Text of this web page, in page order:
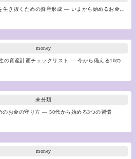
生き抜くための資産形成 ― いまから始めるお金…
money
の資産計画チェックリスト ― 今から備える10の…
未分類
のお金の守り方 ― 50代から始める3つの習慣
money